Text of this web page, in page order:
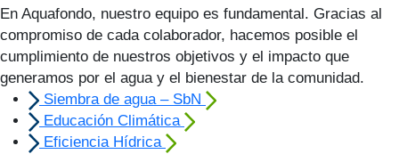
En Aquafondo, nuestro equipo es fundamental. Gracias al
compromiso de cada colaborador, hacemos posible el
cumplimiento de nuestros objetivos y el impacto que
generamos por el agua y el bienestar de la comunidad.
Siembra de agua – SbN
Educación Climática
Eficiencia Hídrica